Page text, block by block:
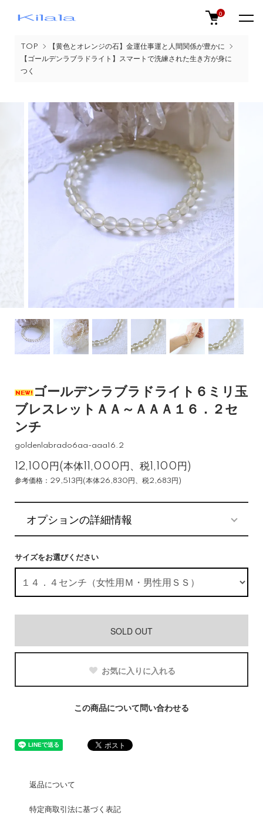
0
TOP
【黄色とオレンジの石】金運仕事運と人間関係が豊かに
【ゴールデンラブラドライト】スマートで洗練された生き方が身に
つく
ゴールデンラブラドライト６ミリ玉
ブレスレットＡＡ～ＡＡＡ１６．２セ
ンチ
goldenlabrado6aa-aaa16.2
12,100円(本体11,000円、税1,100円)
参考価格：29,513円(本体26,830円、税2,683円)
オプションの詳細情報
サイズをお選びください
SOLD OUT
お気に入りに入れる
この商品について問い合わせる
返品について
特定商取引法に基づく表記